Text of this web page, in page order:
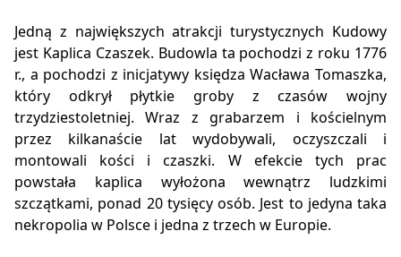
Jedną z największych atrakcji turystycznych Kudowy
jest Kaplica Czaszek. Budowla ta pochodzi z roku 1776
r., a pochodzi z inicjatywy księdza Wacława Tomaszka,
który odkrył płytkie groby z czasów wojny
trzydziestoletniej. Wraz z grabarzem i kościelnym
przez kilkanaście lat wydobywali, oczyszczali i
montowali kości i czaszki. W efekcie tych prac
powstała kaplica wyłożona wewnątrz ludzkimi
szczątkami, ponad 20 tysięcy osób. Jest to jedyna taka
nekropolia w Polsce i jedna z trzech w Europie.